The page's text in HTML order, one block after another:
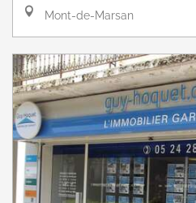
Mont-de-Marsan